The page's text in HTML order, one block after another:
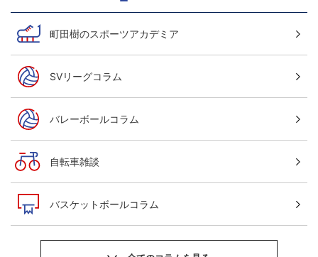
町田樹のスポーツアカデミア
SVリーグコラム
バレーボールコラム
自転車雑談
バスケットボールコラム